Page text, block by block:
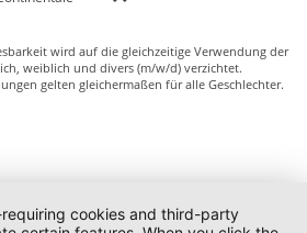
wird auf die gleichzeitige Verwendung der
weiblich und divers (m/w/d) verzichtet.
gelten gleichermaßen für alle Geschlechter.
cookies and third-party